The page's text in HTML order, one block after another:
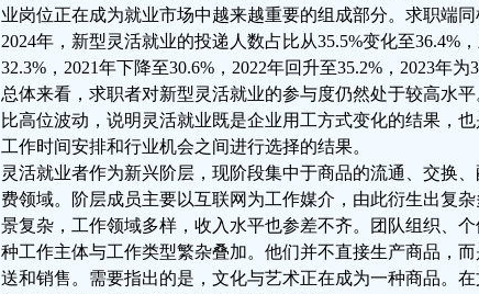
业岗位正在成为就业市场中越来越重要的组成部分。求职端
2024年，新型灵活就业的投递人数占比从35.5%变化至36.4%
32.3%，2021年下降至30.6%，2022年回升至35.2%，2023年
总体来看，求职者对新型灵活就业的参与度仍然处于较高水
比高位波动，说明灵活就业既是企业用工方式变化的结果，
工作时间安排和行业机会之间进行选择的结果。
灵活就业者作为新兴阶层，现阶段集中于商品的流通、交换
费领域。阶层成员主要以互联网为工作媒介，由此衍生出复
景复杂，工作领域多样，收入水平也参差不齐。团队组织、
种工作主体与工作类型繁杂叠加。他们并不直接生产商品，
送和销售。需要指出的是，文化与艺术正在成为一种商品。